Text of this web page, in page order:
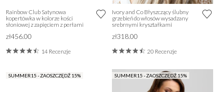
Rainbow Club Satynowa
kopertówka w kolorze kości
słoniowej z zapięciem z perłami
zł456.00
14 Recenzje
Ivory and Co Błyszczący ślubny
grzebień do włosów wysadzany
srebrnymi kryształkami
zł318.00
20 Recenzje
SUMMER15 - ZAOSZCZĘDŹ 15% SUMMER15 - ZAOSZCZĘDŹ 15%